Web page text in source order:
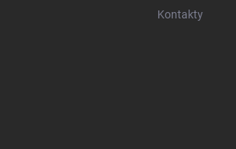
Kontakty